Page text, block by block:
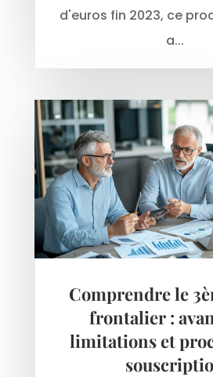
d'euros fin 2023, ce
a...
Comprendre le
frontalier :
limitations et